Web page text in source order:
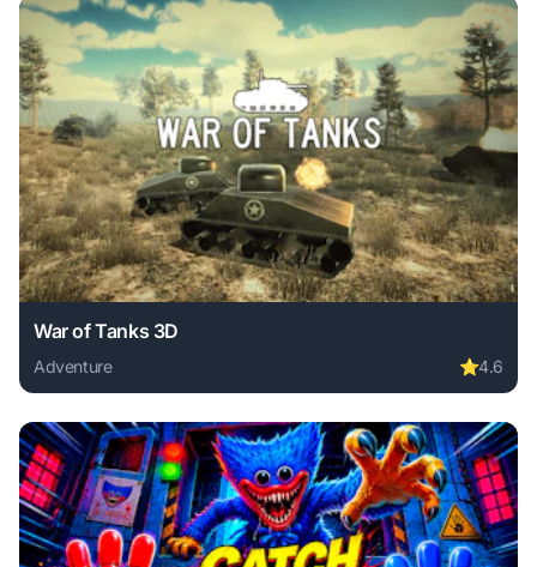
War of Tanks 3D
Adventure ⭐4.6
Play War of Tanks 3D online free. adventure game, no